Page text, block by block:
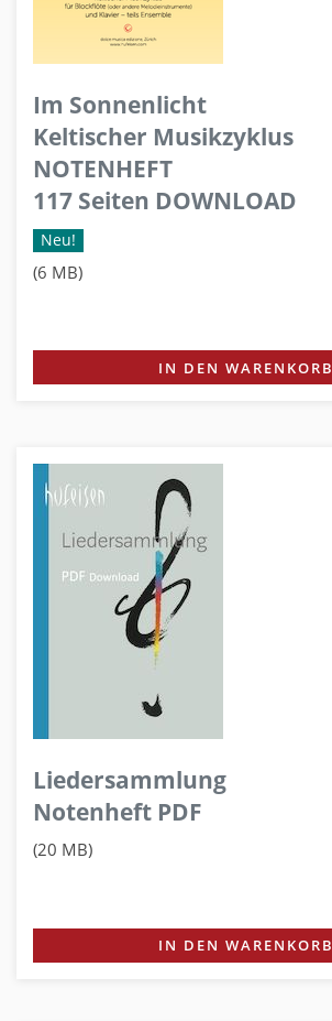
Im Sonnenlicht
Keltischer Musikzyklus
NOTENHEFT
117 Seiten DOWNLOAD
Neu!
(6 MB)
IN DEN WARENKORB
Liedersammlung
Notenheft PDF
(20 MB)
IN DEN WARENKORB